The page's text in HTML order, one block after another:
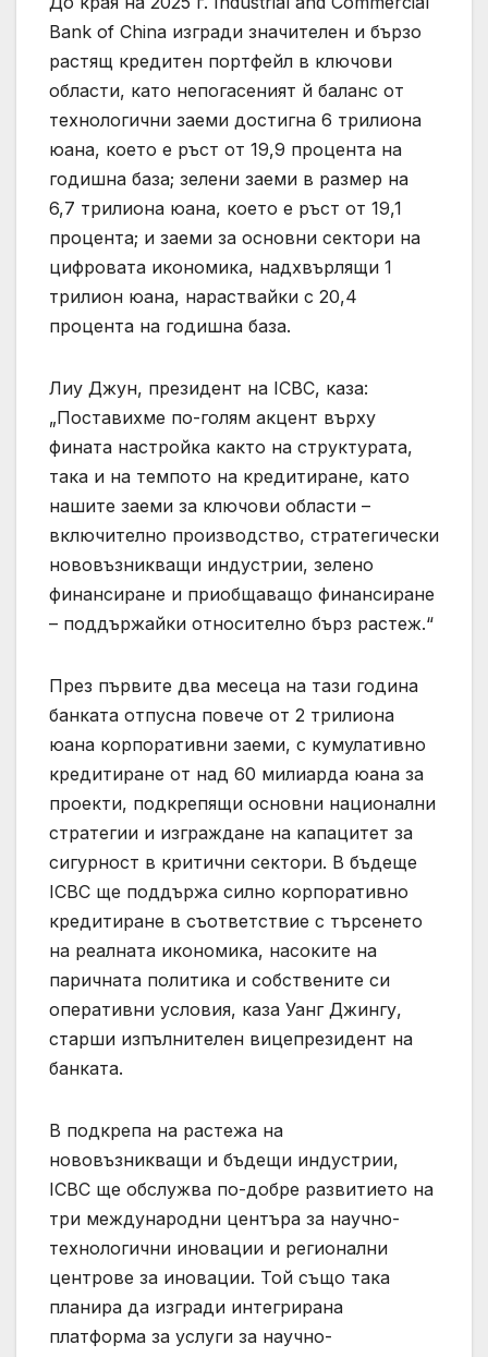
Bank of China изгради значителен и бързо
растящ кредитен портфейл в ключови
области, като непогасеният й баланс от
технологични заеми достигна 6 трилиона
юана, което е ръст от 19,9 процента на
годишна база; зелени заеми в размер на
6,7 трилиона юана, което е ръст от 19,1
процента; и заеми за основни сектори на
цифровата икономика, надхвърлящи 1
трилион юана, нараствайки с 20,4
процента на годишна база.
Лиу Джун, президент на ICBC, каза:
„Поставихме по-голям акцент върху
фината настройка както на структурата,
така и на темпото на кредитиране, като
нашите заеми за ключови области –
включително производство, стратегически
нововъзникващи индустрии, зелено
финансиране и приобщаващо финансиране
– поддържайки относително бърз растеж.“
През първите два месеца на тази година
банката отпусна повече от 2 трилиона
юана корпоративни заеми, с кумулативно
кредитиране от над 60 милиарда юана за
проекти, подкрепящи основни национални
стратегии и изграждане на капацитет за
сигурност в критични сектори. В бъдеще
ICBC ще поддържа силно корпоративно
кредитиране в съответствие с търсенето
на реалната икономика, насоките на
паричната политика и собствените си
оперативни условия, каза Уанг Джингу,
старши изпълнителен вицепрезидент на
банката.
В подкрепа на растежа на
нововъзникващи и бъдещи индустрии,
ICBC ще обслужва по-добре развитието на
три международни центъра за научно-
технологични иновации и регионални
центрове за иновации. Той също така
планира да изгради интегрирана
платформа за услуги за научно-